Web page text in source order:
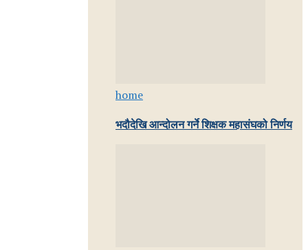
home
भदौदेखि आन्दोलन गर्ने शिक्षक महासंघको निर्णय